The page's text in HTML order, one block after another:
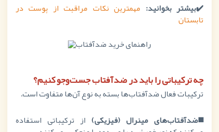
✔️بیشتر بخوانید: مهمترین نکات مراقبت از پوست در
تابستان
چه ترکیباتی را باید در ضدآفتاب جست‌وجو کنیم؟
ترکیبات فعال ضدآفتاب‌ها بسته به نوع آن‌ها متفاوت است.
◼️ضدآفتاب‌های مینرال (فیزیکی) از ترکیباتی استفاده